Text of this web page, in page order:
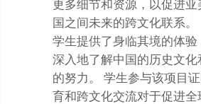
更多细节和资源，以促进亚
国之间未来的跨文化联系
学生提供了身临其境的体验
深入地了解中国的历史文
的努力。 学生参与该项目
育和跨文化交流对于促进全